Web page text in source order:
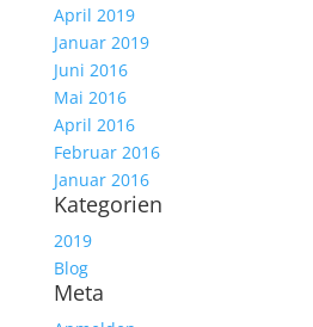
April 2019
Januar 2019
Juni 2016
Mai 2016
April 2016
Februar 2016
Januar 2016
Kategorien
2019
Blog
Meta